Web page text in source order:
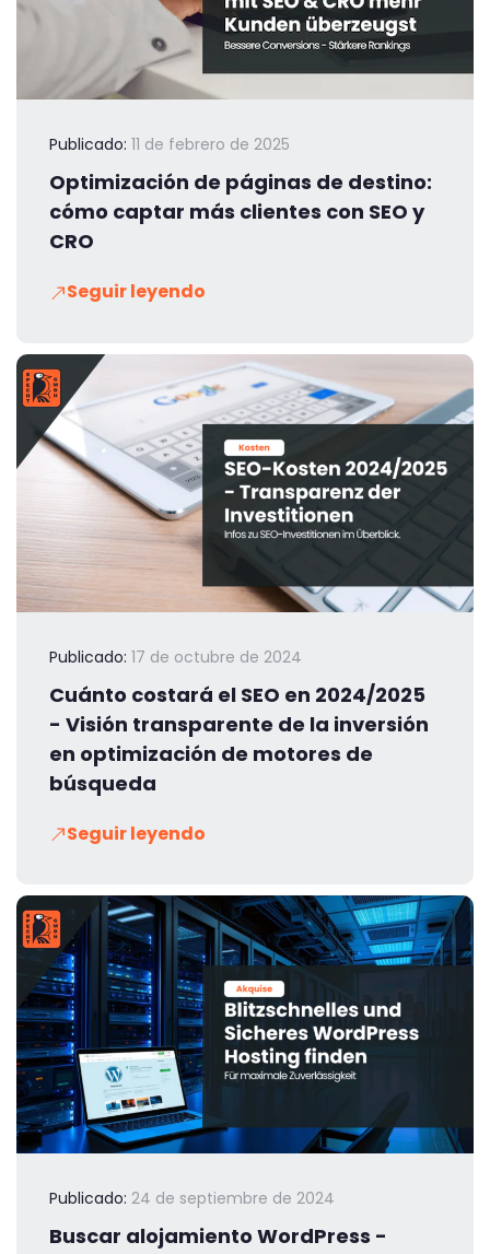
Publicado: 11 de febrero de 2025
Optimización de páginas de destino:
cómo captar más clientes con SEO y
CRO
Seguir leyendo
Publicado: 17 de octubre de 2024
Cuánto costará el SEO en 2024/2025
- Visión transparente de la inversión
en optimización de motores de
búsqueda
Seguir leyendo
Publicado: 24 de septiembre de 2024
Buscar alojamiento WordPress -